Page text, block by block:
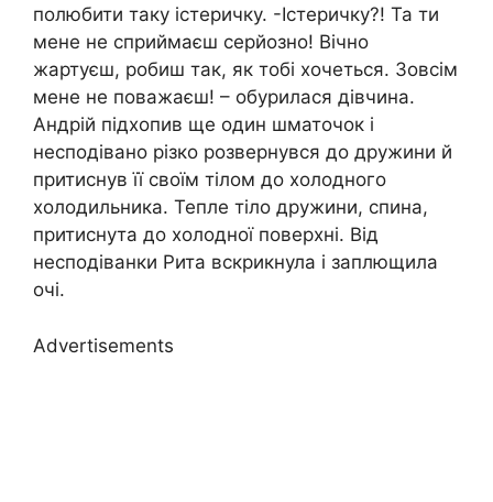
полюбити таку істеричку. -Істеричку?! Та ти
мене не сприймаєш серйозно! Вічно
жартуєш, робиш так, як тобі хочеться. Зовсім
мене не поважаєш! – обурилася дівчина.
Андрій підхопив ще один шматочок і
несподівано різко розвернувся до дружини й
притиснув її своїм тілом до холодного
холодильника. Тепле тіло дружини, спина,
притиснута до холодної поверхні. Від
несподіванки Рита вскрикнула і заплющила
очі.
Advertisements